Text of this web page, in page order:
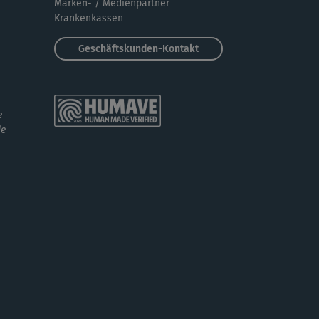
toller Kurs😃
Kristin536
Marken- / Medienpartner
Krankenkassen
Geschäftskunden-Kontakt